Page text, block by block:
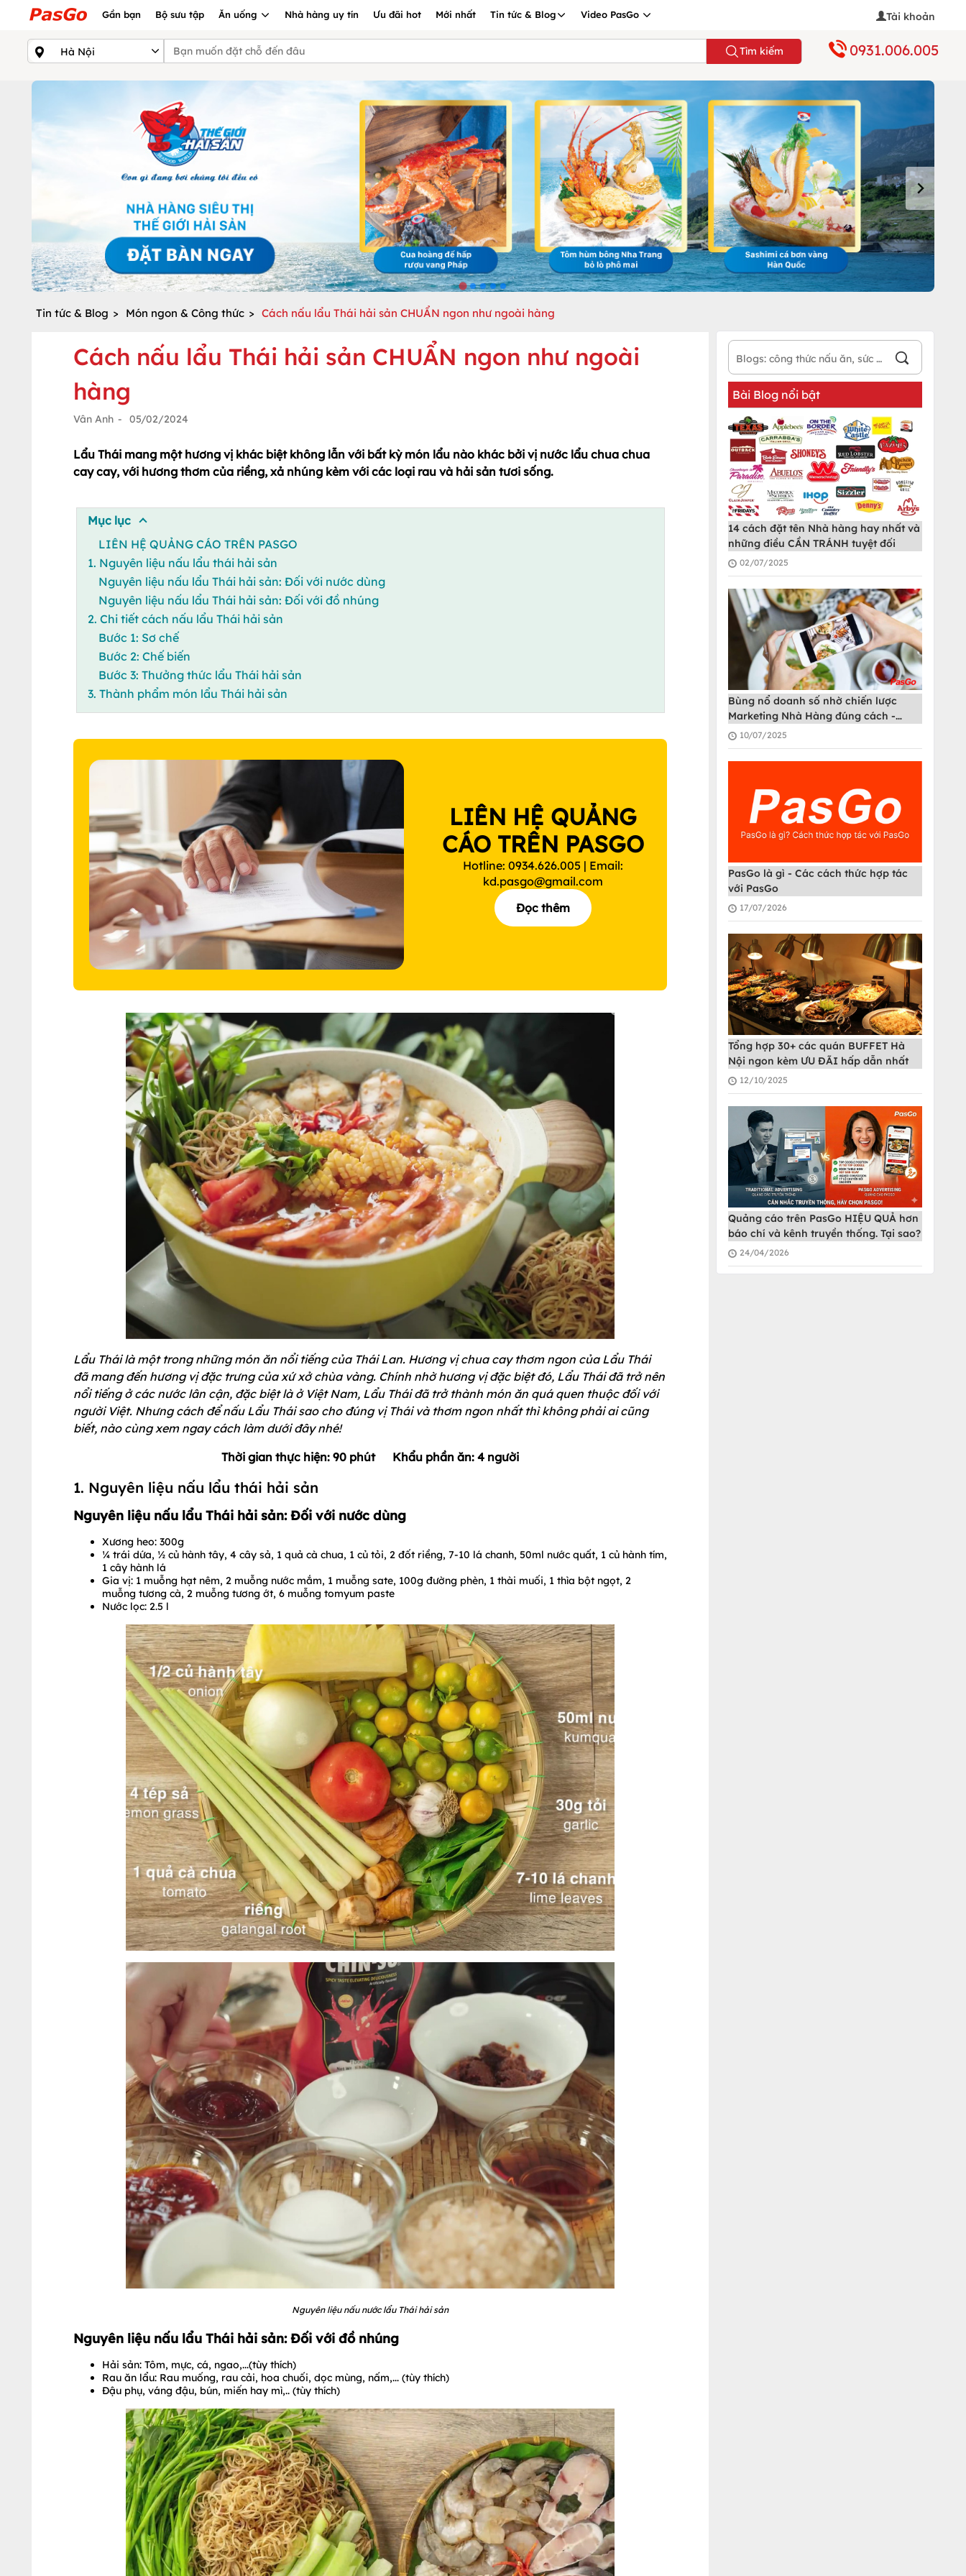
Gần bạn Bộ sưu tập Ăn uống Nhà hàng uy tín Ưu đãi hot Mới nhất Tin tức & Blog Video PasGo Tài khoản
Tìm kiếm 0931.006.005
Tin tức & Blog > Món ngon & Công thức > Cách nấu lẩu Thái hải sản CHUẨN ngon như ngoài hàng
Cách nấu lẩu Thái hải sản CHUẨN ngon như ngoài
hàng
Vân Anh - 05/02/2024
Lẩu Thái mang một hương vị khác biệt không lẫn với bất kỳ món lẩu nào khác bởi vị nước lẩu chua chua
cay cay, với hương thơm của riềng, xả nhúng kèm với các loại rau và hải sản tươi sống.
Mục lục
LIÊN HỆ QUẢNG CÁO TRÊN PASGO
1. Nguyên liệu nấu lẩu thái hải sản
Nguyên liệu nấu lẩu Thái hải sản: Đối với nước dùng
Nguyên liệu nấu lẩu Thái hải sản: Đối với đồ nhúng
2. Chi tiết cách nấu lẩu Thái hải sản
Bước 1: Sơ chế
Bước 2: Chế biến
Bước 3: Thưởng thức lẩu Thái hải sản
3. Thành phẩm món lẩu Thái hải sản
LIÊN HỆ QUẢNG
CÁO TRÊN PASGO
Hotline: 0934.626.005 | Email:
kd.pasgo@gmail.com
Đọc thêm
Lẩu Thái là một trong những món ăn nổi tiếng của Thái Lan. Hương vị chua cay thơm ngon của Lẩu Thái
đã mang đến hương vị đặc trưng của xứ xở chùa vàng. Chính nhờ hương vị đặc biệt đó, Lẩu Thái đã trở nên
nổi tiếng ở các nước lân cận, đặc biệt là ở Việt Nam, Lẩu Thái đã trở thành món ăn quá quen thuộc đối với
người Việt. Nhưng cách để nấu Lẩu Thái sao cho đúng vị Thái và thơm ngon nhất thì không phải ai cũng
biết, nào cùng xem ngay cách làm dưới đây nhé!
Thời gian thực hiện: 90 phút Khẩu phần ăn: 4 người
1. Nguyên liệu nấu lẩu thái hải sản
Nguyên liệu nấu lẩu Thái hải sản: Đối với nước dùng
Xương heo: 300g
¼ trái dứa, ½ củ hành tây, 4 cây sả, 1 quả cà chua, 1 củ tỏi, 2 đốt riềng, 7-10 lá chanh, 50ml nước quất, 1 củ hành tím,
1 cây hành lá
Gia vị: 1 muỗng hạt nêm, 2 muỗng nước mắm, 1 muỗng sate, 100g đường phèn, 1 thài muối, 1 thìa bột ngọt, 2
muỗng tương cà, 2 muỗng tương ớt, 6 muỗng tomyum paste
Nước lọc: 2.5 l
Nguyên liệu nấu nước lẩu Thái hải sản
Nguyên liệu nấu lẩu Thái hải sản: Đối với đồ nhúng
Hải sản: Tôm, mực, cá, ngao,...(tùy thích)
Rau ăn lẩu: Rau muống, rau cải, hoa chuối, dọc mùng, nấm,... (tùy thích)
Đậu phụ, váng đậu, bún, miến hay mì,.. (tùy thích)
Bài Blog nổi bật
14 cách đặt tên Nhà hàng hay nhất và
những điều CẦN TRÁNH tuyệt đối
02/07/2025
Bùng nổ doanh số nhờ chiến lược
Marketing Nhà Hàng đúng cách -
PasGo
10/07/2025
PasGo là gì - Các cách thức hợp tác
với PasGo
17/07/2026
Tổng hợp 30+ các quán BUFFET Hà
Nội ngon kèm ƯU ĐÃI hấp dẫn nhất
12/10/2025
Quảng cáo trên PasGo HIỆU QUẢ hơn
báo chí và kênh truyền thống. Tại sao?
24/04/2026